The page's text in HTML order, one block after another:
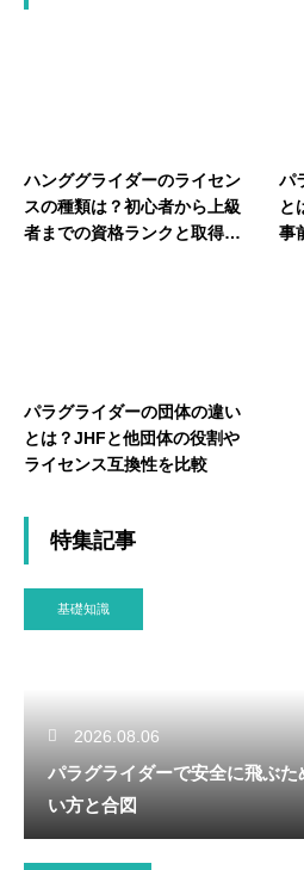
ハンググライダーのライセン
スの種類は？初心者から上級
者までの資格ランクと取得条
パ
と
事
パラグライダーの団体の違い
とは？JHFと他団体の役割や
ライセンス互換性を比較
特集記事
基礎知識
2026.08.06
パラグライダーで安全に飛ぶ
い方と合図